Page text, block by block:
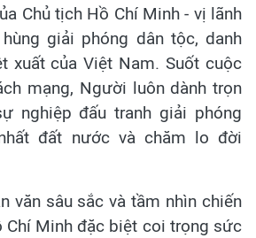
Chủ tịch Hồ Chí Minh - vị lãnh
giải phóng dân tộc, danh
xuất của Việt Nam. Suốt cuộc
mạng, Người luôn dành trọn
nghiệp đấu tranh giải phóng
đất nước và chăm lo đời
văn sâu sắc và tầm nhìn chiến
Chí Minh đặc biệt coi trọng sức